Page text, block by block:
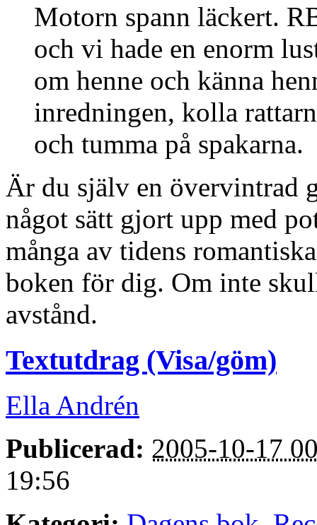
Motorn spann läckert.
och vi hade en enorm
om henne och känna
inredningen, kolla
och tumma på spakarna.
Är du själv en övervintrad
något sätt gjort upp med
många av tidens
boken för dig. Om inte
avstånd.
Textutdrag (Visa/göm)
Ella Andrén
Publicerad: 2005-10-17
19:56